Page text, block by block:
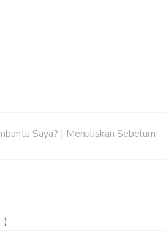
Saya? | Menuliskan Sebelum